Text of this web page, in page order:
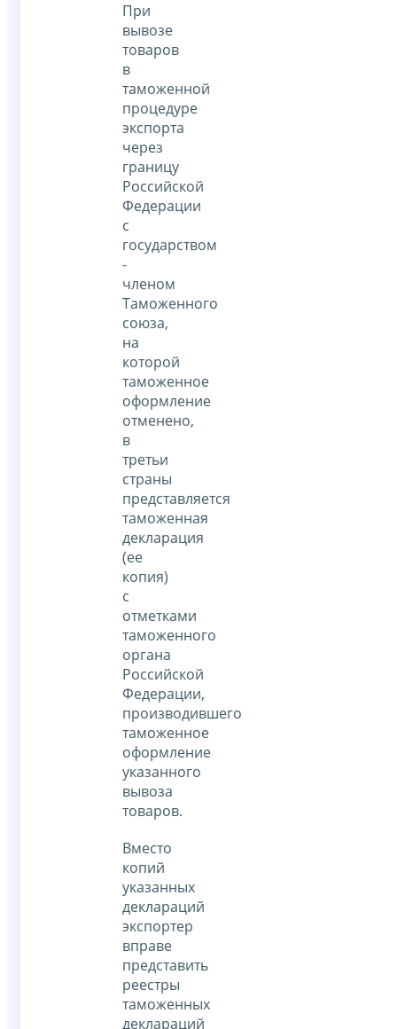
При
вывозе
товаров
в
таможенной
процедуре
экспорта
через
границу
Российской
Федерации
с
государством
-
членом
Таможенного
союза,
на
которой
таможенное
оформление
отменено,
в
третьи
страны
представляется
таможенная
декларация
(ее
копия)
с
отметками
таможенного
органа
Российской
Федерации,
производившего
таможенное
оформление
указанного
вывоза
товаров.
Вместо
копий
указанных
деклараций
экспортер
вправе
представить
реестры
таможенных
деклараций